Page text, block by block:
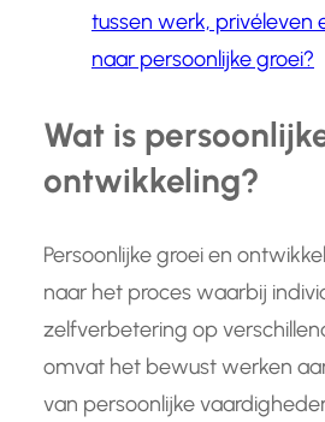
tussen werk, privéleven
naar persoonlijke groei?
Wat is
ontwikkeling?
Persoonlijke groei en
naar het proces waarbij
zelfverbetering op
omvat het bewust werken
van persoonlijke